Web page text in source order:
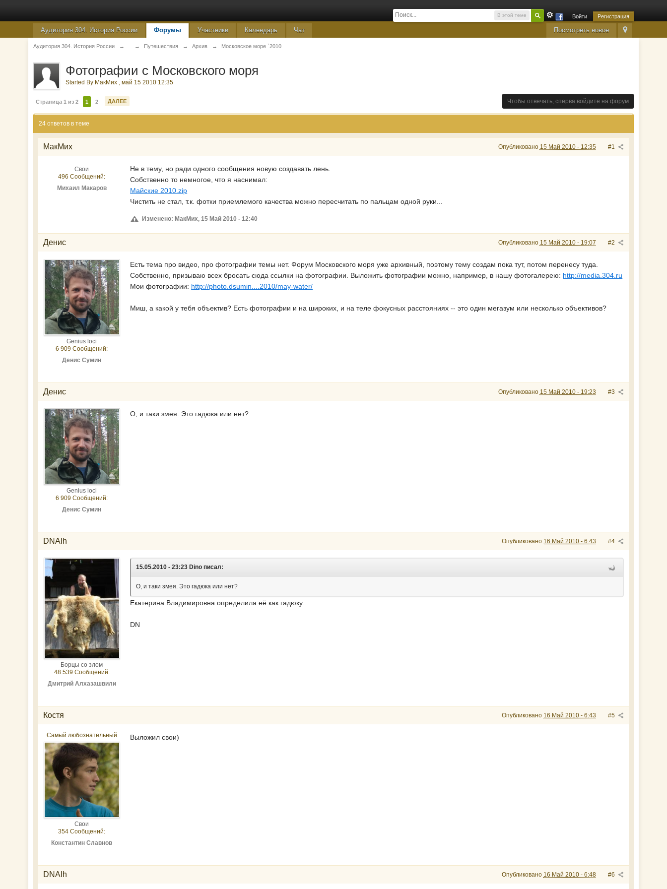
В этой теме Войти Регистрация
Посмотреть новое
Аудитория 304. История России Форумы Участники Календарь Чат
Аудитория 304. История России → → Путешествия → Архив → Московское море `2010
Фотографии с Московского моря
Started By МакМих ,май 15 2010 12:35
Страница 1 из 2 1 2 ДАЛЕЕ Чтобы отвечать, сперва войдите на форум
24 ответов в теме
#1
МакМих Опубликовано 15 Май 2010 - 12:35
Свои
496 Сообщений:
Михаил Макаров
Не в тему, но ради одного сообщения новую создавать лень.
Собственно то немногое, что я наснимал:
Майские 2010.zip
Чистить не стал, т.к. фотки приемлемого качества можно пересчитать по пальцам одной руки...
Изменено: МакМих, 15 Май 2010 - 12:40
#2
Денис Опубликовано 15 Май 2010 - 19:07
Genius loci
6 909 Сообщений:
Денис Сумин
Есть тема про видео, про фотографии темы нет. Форум Московского моря уже архивный, поэтому тему создам пока тут, потом перенесу туда.
Собственно, призываю всех бросать сюда ссылки на фотографии. Выложить фотографии можно, например, в нашу фотогалерею: http://media.304.ru
Мои фотографии: http://photo.dsumin....2010/may-water/
Миш, а какой у тебя объектив? Есть фотографии и на широких, и на теле фокусных расстояниях -- это один мегазум или несколько объективов?
#3
Денис Опубликовано 15 Май 2010 - 19:23
Genius loci
6 909 Сообщений:
Денис Сумин
О, и таки змея. Это гадюка или нет?
#4
DNAlh Опубликовано 16 Май 2010 - 6:43
Борцы со злом
48 539 Сообщений:
Дмитрий Алхазашвили
15.05.2010 - 23:23 Dino писал:
О, и таки змея. Это гадюка или нет?
Екатерина Владимировна определила её как гадюку.
DN
#5
Костя Опубликовано 16 Май 2010 - 6:43
Самый любознательный
Свои
354 Сообщений:
Константин Славнов
Выложил свои)
#6
DNAlh Опубликовано 16 Май 2010 - 6:48